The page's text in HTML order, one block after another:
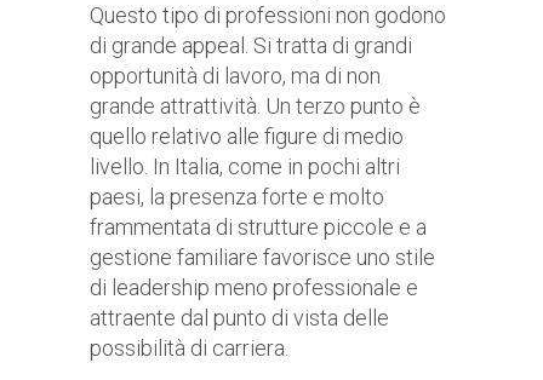
Questo tipo di professioni non godono
di grande appeal. Si tratta di grandi
opportunità di lavoro, ma di non
grande attrattività. Un terzo punto è
quello relativo alle figure di medio
livello. In Italia, come in pochi altri
paesi, la presenza forte e molto
frammentata di strutture piccole e a
gestione familiare favorisce uno stile
di leadership meno professionale e
attraente dal punto di vista delle
possibilità di carriera.